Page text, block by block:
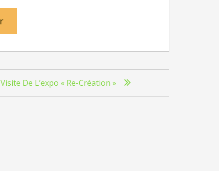
Visite De L’expo « Re-Création »